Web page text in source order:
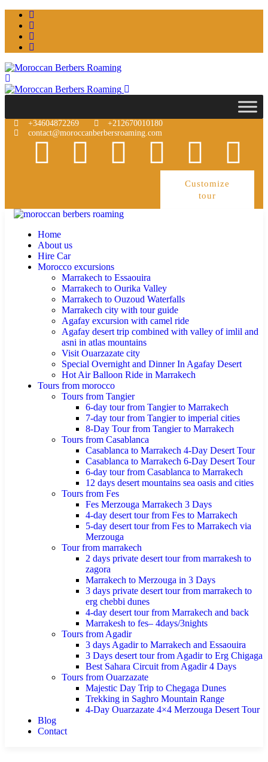
+34604872269
+212670010180
contact@moroccanberbersroaming.com
Customize
tour
Home
About us
Hire Car
Morocco excursions
Marrakech to Essaouira
Marrakech to Ourika Valley
Marrakech to Ouzoud Waterfalls
Marrakech city with tour guide
Agafay excursion with camel ride
Agafay desert trip combined with valley of imlil and
asni in atlas mountains
Visit Ouarzazate city
Special Overnight and Dinner In Agafay Desert
Hot Air Balloon Ride in Marrakech
Tours from morocco
Tours from Tangier
6-day tour from Tangier to Marrakech
7-day tour from Tangier to imperial cities
8-Day Tour from Tangier to Marrakech
Tours from Casablanca
Casablanca to Marrakech 4-Day Desert Tour
Casablanca to Marrakech 6-Day Desert Tour
6-day tour from Casablanca to Marrakech
12 days desert mountains sea oasis and cities
Tours from Fes
Fes Merzouga Marrakech 3 Days
4-day desert tour from Fes to Marrakech
5-day desert tour from Fes to Marrakech via
Merzouga
Tour from marrakech
2 days private desert tour from marrakesh to
zagora
Marrakech to Merzouga in 3 Days
3 days private desert tour from marrakech to
erg chebbi dunes
4-day desert tour from Marrakech and back
Marrakesh to fes– 4days/3nights
Tours from Agadir
3 days Agadir to Marrakech and Essaouira
3 Days desert tour from Agadir to Erg Chigaga
Best Sahara Circuit from Agadir 4 Days
Tours from Ouarzazate
Majestic Day Trip to Chegaga Dunes
Trekking in Saghro Mountain Range
4-Day Ouarzazate 4×4 Merzouga Desert Tour
Blog
Contact